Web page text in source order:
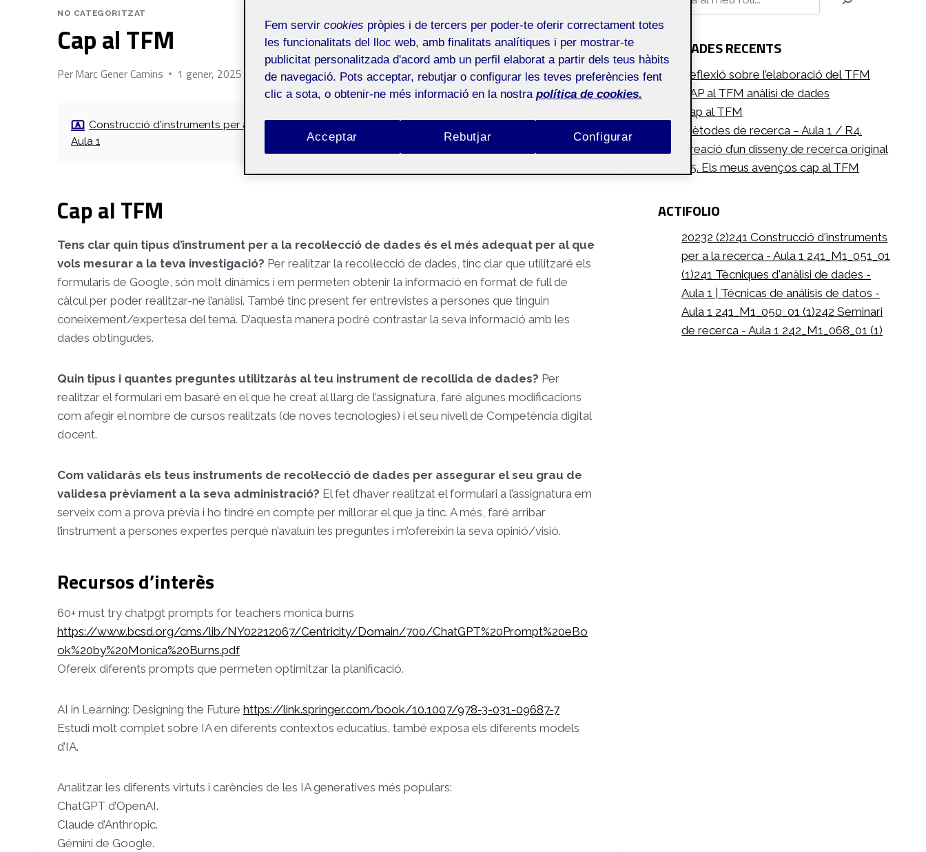
NO CATEGORITZAT
Cap al TFM
PerMarc Gener Camins 1 gener, 2025
Construcció d'instruments per a la recerca -
Aula 1
Cap al TFM
Tens clar quin tipus d’instrument per a la recol·lecció de dades és el més adequat per al que
vols mesurar a la teva investigació? Per realitzar la recol·lecció de dades, tinc clar que utilitzaré els
formularis de Google, són molt dinàmics i em permeten obtenir la informació en format de full de
càlcul per poder realitzar-ne l’anàlisi. També tinc present fer entrevistes a persones que tinguin
coneixement/expertesa del tema. D’aquesta manera podré contrastar la seva informació amb les
dades obtingudes.
Quin tipus i quantes preguntes utilitzaràs al teu instrument de recollida de dades? Per
realitzar el formulari em basaré en el que he creat al llarg de l’assignatura, faré algunes modificacions
com afegir el nombre de cursos realitzats (de noves tecnologies) i el seu nivell de Competència digital
docent.
Com validaràs els teus instruments de recol·lecció de dades per assegurar el seu grau de
validesa prèviament a la seva administració? El fet d’haver realitzat el formulari a l’assignatura em
serveix com a prova prèvia i ho tindré en compte per millorar el que ja tinc. A més, faré arribar
l’instrument a persones expertes perquè n’avaluïn les preguntes i m’ofereixin la seva opinió/visió.
Recursos d’interès
60+ must try chatpgt prompts for teachers monica burns
https://www.bcsd.org/cms/lib/NY02212067/Centricity/Domain/700/ChatGPT%20Prompt%20eBo
ok%20by%20Monica%20Burns.pdf
Ofereix diferents prompts que permeten optimitzar la planificació.
AI in Learning: Designing the Future https://link.springer.com/book/10.1007/978-3-031-09687-7
Estudi molt complet sobre IA en diferents contextos educatius, també exposa els diferents models
d’IA.
Analitzar les diferents virtuts i carències de les IA generatives més populars:
ChatGPT d’OpenAI.
Claude d’Anthropic.
Gémini de Google.
ENTRADES RECENTS
Reflexió sobre l’elaboració del TFM
CAP al TFM anàlisi de dades
Cap al TFM
Mètodes de recerca – Aula 1 / R4.
Creació d’un disseny de recerca original
R5. Els meus avenços cap al TFM
ACTIFOLIO
20232 (2)241 Construcció d'instruments
per a la recerca - Aula 1 241_M1_051_01
(1)241 Tècniques d'anàlisi de dades -
Aula 1 | Técnicas de análisis de datos -
Aula 1 241_M1_050_01 (1)242 Seminari
de recerca - Aula 1 242_M1_068_01 (1)
Fem servir cookies pròpies i de tercers per poder-te oferir correctament totes
les funcionalitats del lloc web, amb finalitats analítiques i per mostrar-te
publicitat personalitzada d'acord amb un perfil elaborat a partir dels teus hàbits
de navegació. Pots acceptar, rebutjar o configurar les teves preferències fent
clic a sota, o obtenir-ne més informació en la nostra política de cookies.
Rebutjar
Acceptar Configurar